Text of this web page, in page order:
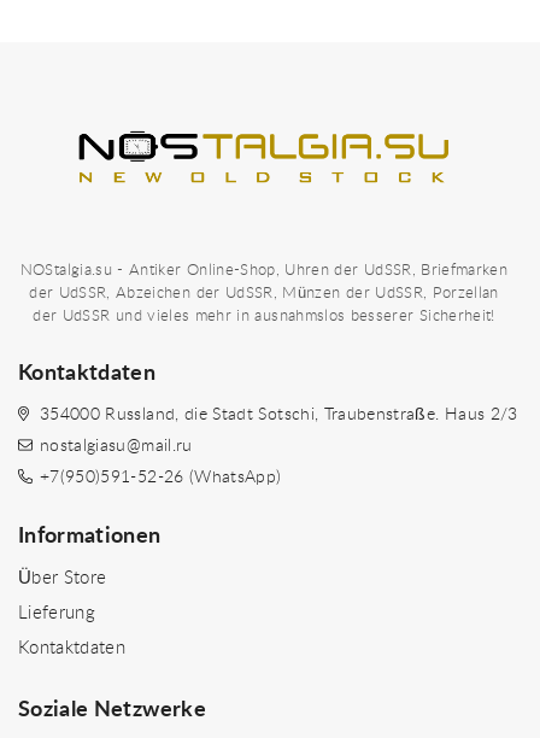
NOStalgia.su - Antiker Online-Shop, Uhren der UdSSR, Briefmarken
der UdSSR, Abzeichen der UdSSR, Münzen der UdSSR, Porzellan
der UdSSR und vieles mehr in ausnahmslos besserer Sicherheit!
Kontaktdaten
354000 Russland, die Stadt Sotschi, Traubenstraße. Haus 2/3
nostalgiasu@mail.ru
+7(950)591-52-26 (WhatsApp)
Informationen
Über Store
Lieferung
Kontaktdaten
Soziale Netzwerke